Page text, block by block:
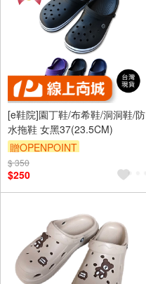
[e鞋院]園丁鞋/布希鞋/洞洞鞋/防
水拖鞋 女黑37(23.5CM)
贈OPENPOINT
$ 350
$250